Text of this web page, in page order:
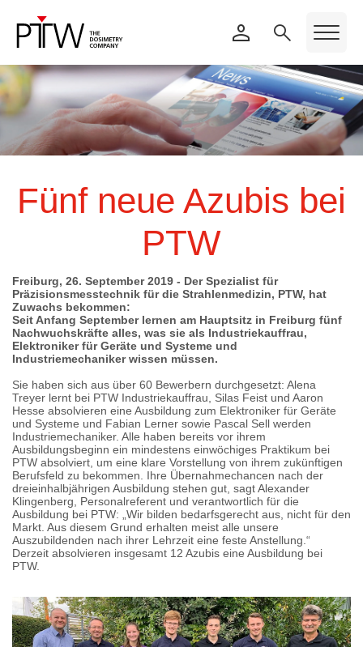
Fünf neue Azubis bei
PTW
Freiburg, 26. September 2019 - Der Spezialist für
Präzisionsmesstechnik für die Strahlenmedizin, PTW, hat
Zuwachs bekommen:
Seit Anfang September lernen am Hauptsitz in Freiburg fünf
Nachwuchskräfte alles, was sie als Industriekauffrau,
Elektroniker für Geräte und Systeme und
Industriemechaniker wissen müssen.
Sie haben sich aus über 60 Bewerbern durchgesetzt: Alena
Treyer lernt bei PTW Industriekauffrau, Silas Feist und Aaron
Hesse absolvieren eine Ausbildung zum Elektroniker für Geräte
und Systeme und Fabian Lerner sowie Pascal Sell werden
Industriemechaniker. Alle haben bereits vor ihrem
Ausbildungsbeginn ein mindestens einwöchiges Praktikum bei
PTW absolviert, um eine klare Vorstellung von ihrem zukünftigen
Berufsfeld zu bekommen. Ihre Übernahmechancen nach der
dreieinhalbjährigen Ausbildung stehen gut, sagt Alexander
Klingenberg, Personalreferent und verantwortlich für die
Ausbildung bei PTW: „Wir bilden bedarfsgerecht aus, nicht für den
Markt. Aus diesem Grund erhalten meist alle unsere
Auszubildenden nach ihrer Lehrzeit eine feste Anstellung.“
Derzeit absolvieren insgesamt 12 Azubis eine Ausbildung bei
PTW.